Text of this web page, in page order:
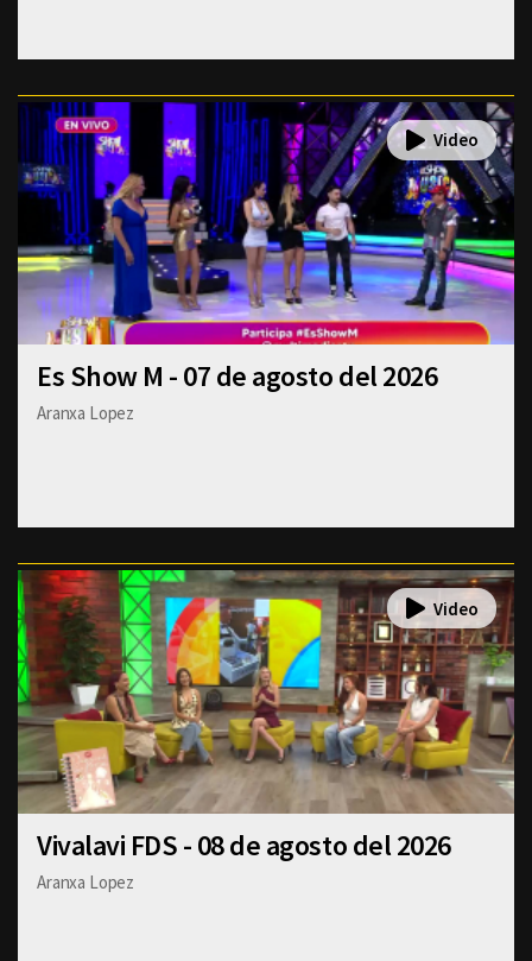
Es Show M - 07 de agosto del 2026
Aranxa Lopez
Vivalavi FDS - 08 de agosto del 2026
Aranxa Lopez